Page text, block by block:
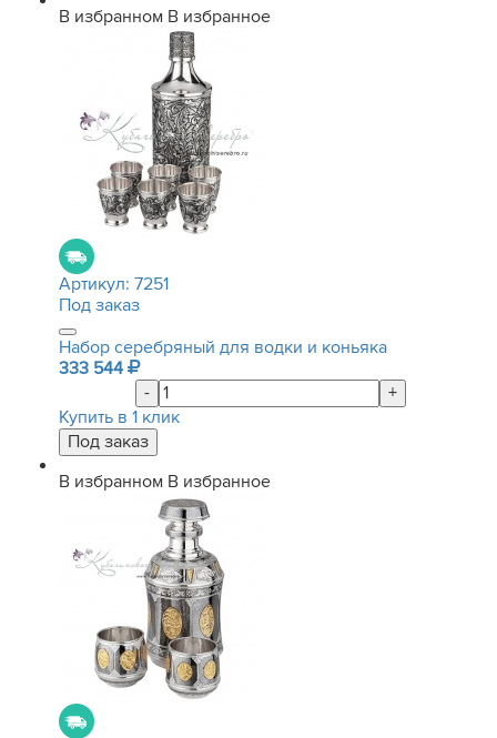
В избранном В избранное
Артикул: 7251
Под заказ
Набор серебряный для водки и коньяка
333 544
-
+
Купить в 1 клик
В избранном В избранное